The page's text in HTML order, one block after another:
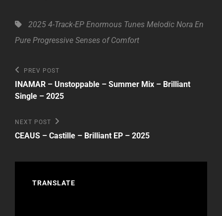
Tags,2025 4-Track-EP Enormous Tunes Melodic Nora En
Pure Progressive Senses of Comfort
Beitragsnavigation
Previous
Post
PREV POST
INAMAR – Unstoppable – Summer Mix – Brilliant
Single – 2025
Next
Post
NEXT POST
CEAUS – Castille – Brilliant EP – 2025
TRANSLATE